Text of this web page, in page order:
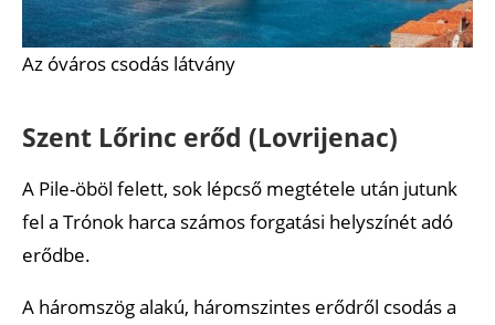
Az óváros csodás látvány
Szent Lőrinc erőd (Lovrijenac)
A Pile-öböl felett, sok lépcső megtétele után jutunk
fel a Trónok harca számos forgatási helyszínét adó
erődbe.
A háromszög alakú, háromszintes erődről csodás a